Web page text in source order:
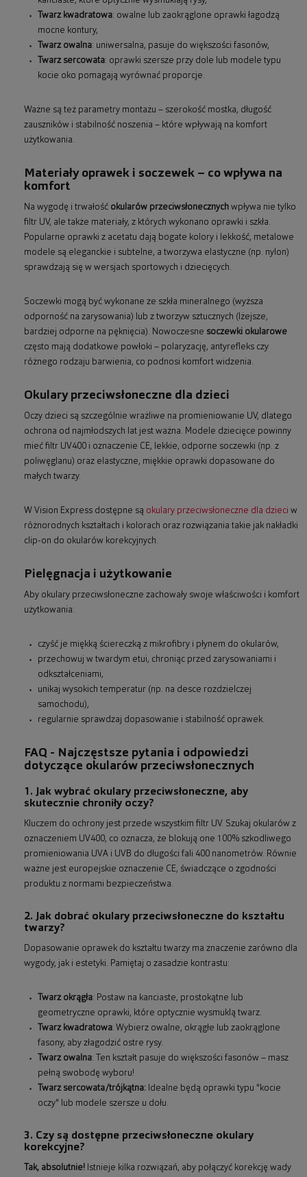
Twarz kwadratowa: owalne lub zaokrąglone oprawki łagodzą
mocne kontury,
Twarz owalna: uniwersalna, pasuje do większości fasonów,
Twarz sercowata: oprawki szersze przy dole lub modele typu
kocie oko pomagają wyrównać proporcje.
Ważne są też parametry montażu – szerokość mostka, długość
zauszników i stabilność noszenia – które wpływają na komfort
użytkowania.
Materiały oprawek i soczewek – co wpływa na
komfort
Na wygodę i trwałość okularów przeciwsłonecznych wpływa nie tylko
filtr UV, ale także materiały, z których wykonano oprawki i szkła.
Popularne oprawki z acetatu dają bogate kolory i lekkość, metalowe
modele są eleganckie i subtelne, a tworzywa elastyczne (np. nylon)
sprawdzają się w wersjach sportowych i dziecięcych.
Soczewki mogą być wykonane ze szkła mineralnego (wyższa
odporność na zarysowania) lub z tworzyw sztucznych (lżejsze,
bardziej odporne na pęknięcia). Nowoczesne soczewki okularowe
często mają dodatkowe powłoki – polaryzację, antyrefleks czy
różnego rodzaju barwienia, co podnosi komfort widzenia.
Okulary przeciwsłoneczne dla dzieci
Oczy dzieci są szczególnie wrażliwe na promieniowanie UV, dlatego
ochrona od najmłodszych lat jest ważna. Modele dziecięce powinny
mieć filtr UV400 i oznaczenie CE, lekkie, odporne soczewki (np. z
poliwęglanu) oraz elastyczne, miękkie oprawki dopasowane do
małych twarzy.
W Vision Express dostępne są okulary przeciwsłoneczne dla dzieci w
różnorodnych kształtach i kolorach oraz rozwiązania takie jak nakładki
clip-on do okularów korekcyjnych.
Pielęgnacja i użytkowanie
Aby okulary przeciwsłoneczne zachowały swoje właściwości i komfort
użytkowania:
czyść je miękką ściereczką z mikrofibry i płynem do okularów,
przechowuj w twardym etui, chroniąc przed zarysowaniami i
odkształceniami,
unikaj wysokich temperatur (np. na desce rozdzielczej
samochodu),
regularnie sprawdzaj dopasowanie i stabilność oprawek.
FAQ - Najczęstsze pytania i odpowiedzi
dotyczące okularów przeciwsłonecznych
1. Jak wybrać okulary przeciwsłoneczne, aby
skutecznie chroniły oczy?
Kluczem do ochrony jest przede wszystkim filtr UV. Szukaj okularów z
oznaczeniem UV400, co oznacza, że blokują one 100% szkodliwego
promieniowania UVA i UVB do długości fali 400 nanometrów. Równie
ważne jest europejskie oznaczenie CE, świadczące o zgodności
produktu z normami bezpieczeństwa.
2. Jak dobrać okulary przeciwsłoneczne do kształtu
twarzy?
Dopasowanie oprawek do kształtu twarzy ma znaczenie zarówno dla
wygody, jak i estetyki. Pamiętaj o zasadzie kontrastu:
Twarz okrągła: Postaw na kanciaste, prostokątne lub
geometryczne oprawki, które optycznie wysmuklą twarz.
Twarz kwadratowa: Wybierz owalne, okrągłe lub zaokrąglone
fasony, aby złagodzić ostre rysy.
Twarz owalna: Ten kształt pasuje do większości fasonów – masz
pełną swobodę wyboru!
Twarz sercowata/trójkątna: Idealne będą oprawki typu "kocie
oczy" lub modele szersze u dołu.
3. Czy są dostępne przeciwsłoneczne okulary
korekcyjne?
Tak, absolutnie! Istnieje kilka rozwiązań, aby połączyć korekcję wady